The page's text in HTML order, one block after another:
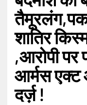
शातिर
,आरोपी पर
आर्मस
दर्ज़ !